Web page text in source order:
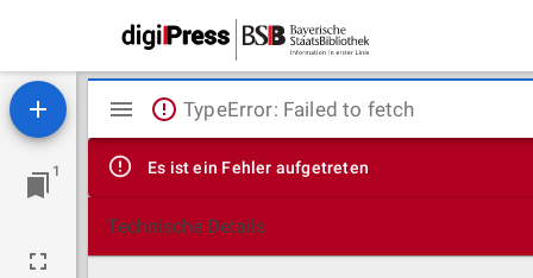
1
Mirador
Viewer
TypeError: Failed to fetch
Es ist ein Fehler aufgetreten
Technische Details